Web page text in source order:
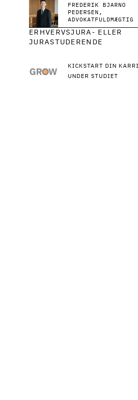
FREDERIK BJARNO
PEDERSEN
ADVOKATFULDMÆGTIG
ERHVERVSJURA- ELLER
JURASTUDERENDE
KICKSTART DIN
UNDER STUDIET